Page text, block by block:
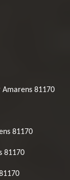
81170
81170
81170